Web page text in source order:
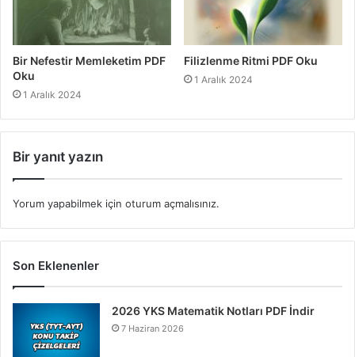
Bir Nefestir Memleketim PDF
Oku
1 Aralık 2024
Filizlenme Ritmi PDF Oku
1 Aralık 2024
Bir yanıt yazın
Yorum yapabilmek için oturum açmalısınız.
Son Eklenenler
2026 YKS Matematik Notları PDF İndir
7 Haziran 2026